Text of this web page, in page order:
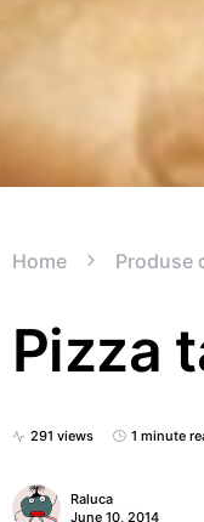
Home Produse
Pizza
291 views 1 minute
Raluca
June 10, 2014